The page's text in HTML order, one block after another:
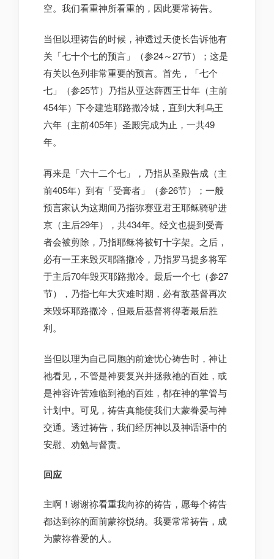
空。我们看重神所看重的，因此要常祷告。
当但以理祷告的时候，神透过天使长告诉他有
关「七十个七的预言」（参24～27节）；这是
有关以色列非常重要的预言。首先，「七个
七」（参25节）乃指从亚达薛西王廿年（主前
454年）下令建造耶路撒冷城，直到大利乌王
六年（主前405年）圣殿完成为止，一共49
年。
再来是「六十二个七」，乃指从圣殿告成（主
前405年）到有「受膏者」（参26节）；一般
预言家认为这期间乃指弥赛亚君王耶稣骑驴进
京（主后29年），共434年。经文也提到受膏
者会被剪除，乃指耶稣将被钉十字架。之后，
必有一王来毁灭耶路撒冷，乃指罗马提多将军
于主后70年毁灭耶路撒冷。最后一个七（参27
节），乃指七年大灾难时期，必有敌基督再次
来毁坏耶路撒冷，但最后基督将得著最后胜
利。
当但以理为自己同胞的前途忧心祷告时，神让
祂看见，不管是神要复兴并拯救祂的百姓，或
是神容许苦难临到祂的百姓，都在神的掌管与
计划中。可见，祷告真能使我们大蒙眷爱与神
交通。透过祷告，我们经历神以及神话语中的
安慰、劝勉与督责。
回应
主啊！谢谢祢看重我向祢的祷告，愿每个祷告
都达到祢的面前蒙祢悦纳。我要常常祷告，成
为蒙祢眷爱的人。